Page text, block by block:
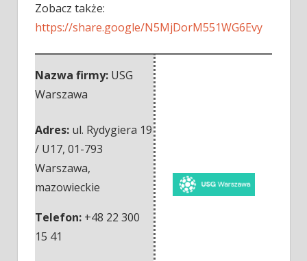
Zobacz także:
https://share.google/N5MjDorM551WG6Evy
Nazwa firmy: USG
Warszawa
Adres: ul. Rydygiera 19
/ U17, 01-793
Warszawa,
mazowieckie
Telefon: +48 22 300
15 41